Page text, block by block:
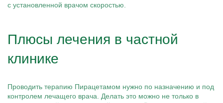
с установленной врачом скоростью.
Плюсы лечения в частной
клинике
Проводить терапию Пирацетамом нужно по назначению и под
контролем лечащего врача. Делать это можно не только в